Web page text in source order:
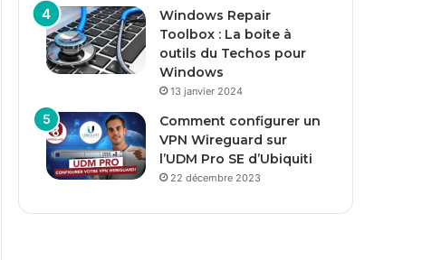
Windows Repair
Toolbox : La boite à
outils du Techos pour
Windows
13 janvier 2024
Comment configurer un
VPN Wireguard sur
l’UDM Pro SE d’Ubiquiti
22 décembre 2023